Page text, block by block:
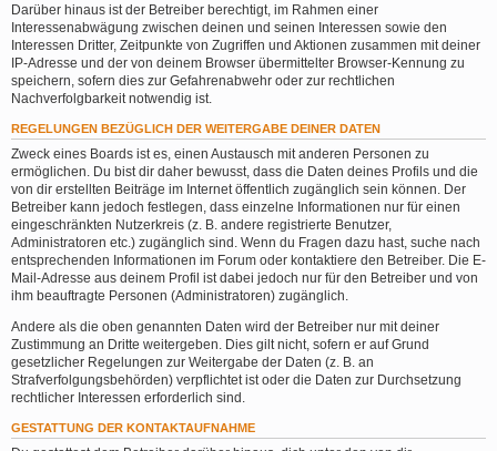
Darüber hinaus ist der Betreiber berechtigt, im Rahmen einer
Interessenabwägung zwischen deinen und seinen Interessen sowie den
Interessen Dritter, Zeitpunkte von Zugriffen und Aktionen zusammen mit deiner
IP-Adresse und der von deinem Browser übermittelter Browser-Kennung zu
speichern, sofern dies zur Gefahrenabwehr oder zur rechtlichen
Nachverfolgbarkeit notwendig ist.
REGELUNGEN BEZÜGLICH DER WEITERGABE DEINER DATEN
Zweck eines Boards ist es, einen Austausch mit anderen Personen zu
ermöglichen. Du bist dir daher bewusst, dass die Daten deines Profils und die
von dir erstellten Beiträge im Internet öffentlich zugänglich sein können. Der
Betreiber kann jedoch festlegen, dass einzelne Informationen nur für einen
eingeschränkten Nutzerkreis (z. B. andere registrierte Benutzer,
Administratoren etc.) zugänglich sind. Wenn du Fragen dazu hast, suche nach
entsprechenden Informationen im Forum oder kontaktiere den Betreiber. Die E-
Mail-Adresse aus deinem Profil ist dabei jedoch nur für den Betreiber und von
ihm beauftragte Personen (Administratoren) zugänglich.
Andere als die oben genannten Daten wird der Betreiber nur mit deiner
Zustimmung an Dritte weitergeben. Dies gilt nicht, sofern er auf Grund
gesetzlicher Regelungen zur Weitergabe der Daten (z. B. an
Strafverfolgungsbehörden) verpflichtet ist oder die Daten zur Durchsetzung
rechtlicher Interessen erforderlich sind.
GESTATTUNG DER KONTAKTAUFNAHME